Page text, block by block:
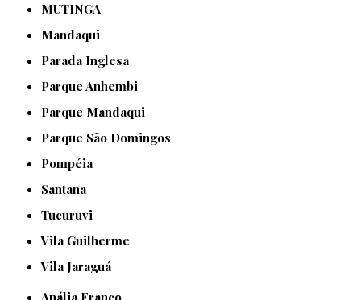
MUTINGA
Mandaqui
Parada Inglesa
Parque Anhembi
Parque Mandaqui
Parque São Domingos
Pompéia
Santana
Tucuruvi
Vila Guilherme
Vila Jaraguá